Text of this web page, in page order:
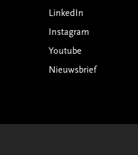
LinkedIn
Instagram
Youtube
Nieuwsbrief